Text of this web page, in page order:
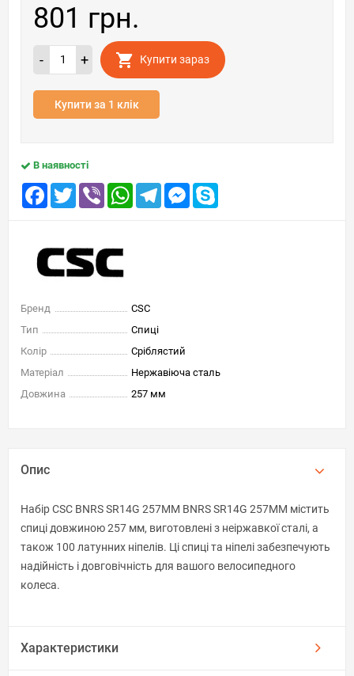
801 грн.
- + Купити зараз
Купити за 1 клік
В наявності
Facebook
TwitterViber WhatsAppTelegramMessenger
Бренд
CSC
Тип
Спиці
Колір
Сріблястий
Матеріал
Нержавіюча сталь
Довжина
257 мм
Опис
Набір CSC BNRS SR14G 257MM BNRS SR14G 257MM містить
спиці довжиною 257 мм, виготовлені з неіржавкої сталі, а
також 100 латунних ніпелів. Ці спиці та ніпелі забезпечують
надійність і довговічність для вашого велосипедного
колеса.
Характеристики